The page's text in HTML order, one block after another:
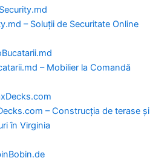
– Soluții de Securitate Online
– Mobilier la Comandă
– Construcția de terase și
în Virginia